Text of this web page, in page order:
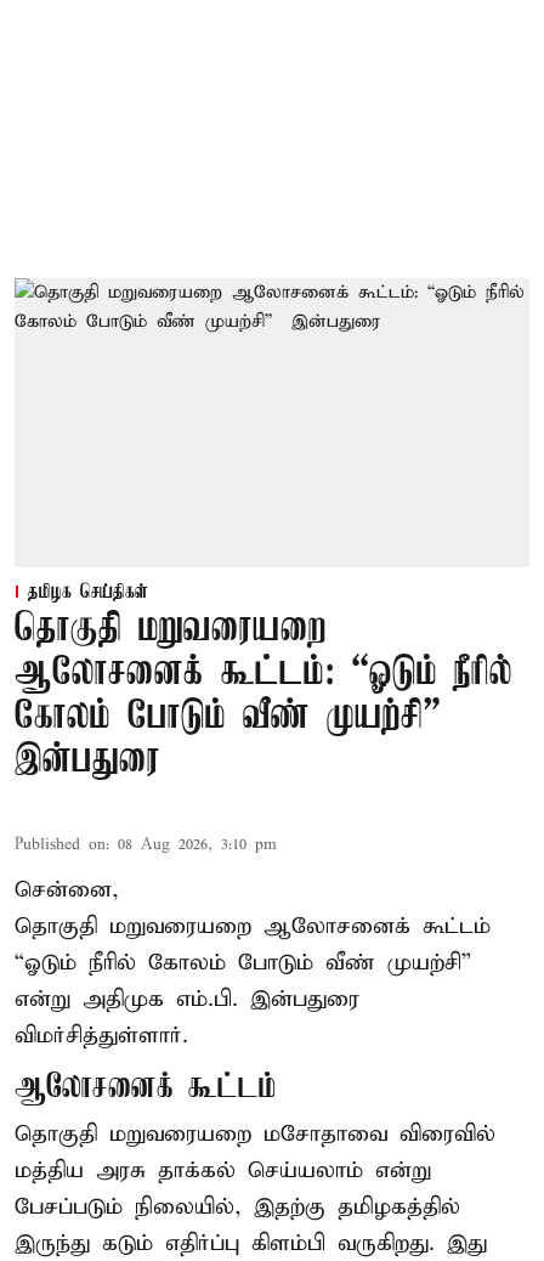
தமிழக செய்திகள்
தொகுதி மறுவரையறை
ஆலோசனைக் கூட்டம்: “ஓடும் நீரில்
கோலம் போடும் வீண் முயற்சி” –
இன்பதுரை
Published on: 08 Aug 2026, 3:10 pm
சென்னை,
தொகுதி மறுவரையறை ஆலோசனைக் கூட்டம்
“ஓடும் நீரில் கோலம் போடும் வீண் முயற்சி”
என்று அதிமுக எம்.பி. இன்பதுரை
விமர்சித்துள்ளார்.
ஆலோசனைக் கூட்டம்
தொகுதி மறுவரையறை மசோதாவை விரைவில்
மத்திய அரசு தாக்கல் செய்யலாம் என்று
பேசப்படும் நிலையில், இதற்கு தமிழகத்தில்
இருந்து கடும் எதிர்ப்பு கிளம்பி வருகிறது. இது